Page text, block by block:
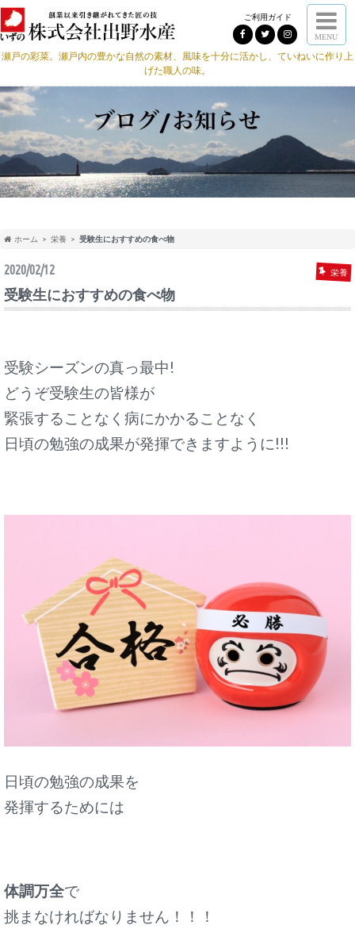
ご利用ガイド
MENU
瀬戸の彩菜。瀬戸内の豊かな自然の素材、風味を十分に活かし、ていねいに作り上
げた職人の味。
ホーム 栄養 受験生におすすめの食べ物
2020/02/12 栄養
受験生におすすめの食べ物
受験シーズンの真っ最中!
どうぞ受験生の皆様が
緊張することなく病にかかることなく
日頃の勉強の成果が発揮できますように!!!
日頃の勉強の成果を
発揮するためには
体調万全で
挑まなければなりません！！！